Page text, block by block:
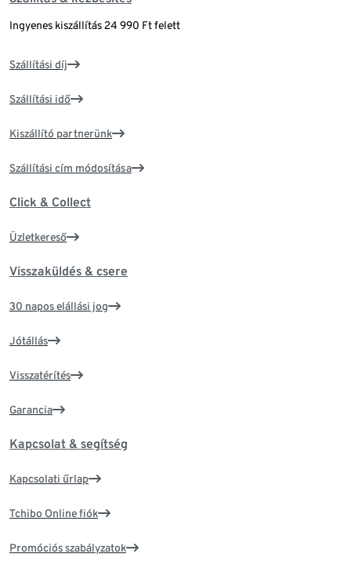
Ingyenes kiszállítás 24 990 Ft felett
Szállítási díj
Szállítási idő
Kiszállító partnerünk
Szállítási cím módosítása
Click & Collect
Üzletkereső
Visszaküldés & csere
30 napos elállási jog
Jótállás
Visszatérítés
Garancia
Kapcsolat & segítség
Kapcsolati űrlap
Tchibo Online fiók
Promóciós szabályzatok